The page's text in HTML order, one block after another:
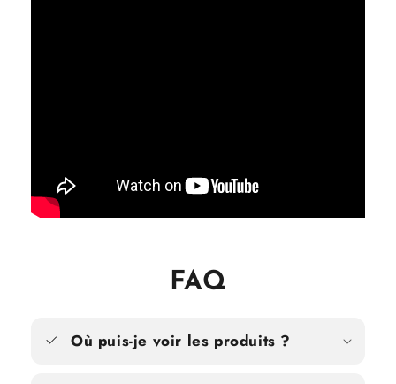
FAQ
Où puis-je voir les produits ?